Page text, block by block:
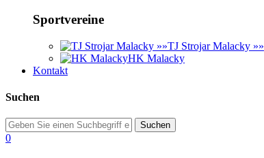
Sportvereine
TJ Strojar Malacky »»
HK Malacky
Kontakt
Suchen
0